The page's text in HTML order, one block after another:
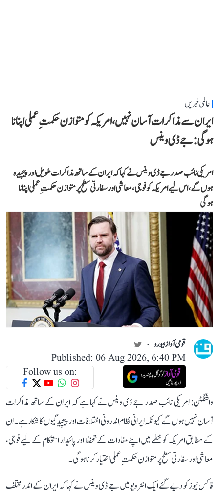
عالمی خبریں
ایران سے مذاکرات آسان نہیں، امریکہ کو متوازن حکمتِ عملی اپنانا
ہوگی: جے ڈی وینس
امریکی نائب صدر جے ڈی وینس نے کہا کہ ایران کے ساتھ مذاکرات طویل اور پیچیدہ
ہوں گے، اس لیے امریکہ کو فوجی، معاشی اور سفارتی سطح پر متوازن حکمتِ عملی اپنانا
ہوگی
قومی آواز بیورو
Published: 06 Aug 2026, 6:40 PM
Follow us on:
واشنگٹن: امریکی نائب صدر جے ڈی وینس نے کہا ہے کہ ایران کے ساتھ مذاکرات
آسان نہیں ہوں گے کیونکہ ایرانی نظام اندرونی اختلافات اور پیچیدگیوں کا شکار ہے۔ ان
کے مطابق امریکہ کو خطے میں اپنے مفادات کے تحفظ اور پائیدار استحکام کے لیے فوجی،
معاشی اور سفارتی سطح پر متوازن حکمتِ عملی اختیار کرنا ہوگی۔
فاکس نیوز کو دیے گئے ایک انٹرویو میں جے ڈی وینس نے کہا کہ ایران کے اندر مختلف